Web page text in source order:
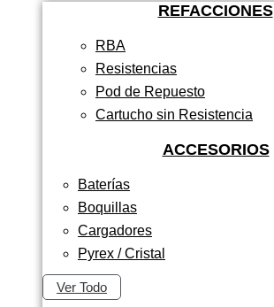
REFACCIONES
RBA
Resistencias
Pod de Repuesto
Cartucho sin Resistencia
ACCESORIOS
Baterías
Boquillas
Cargadores
Pyrex / Cristal
Ver Todo